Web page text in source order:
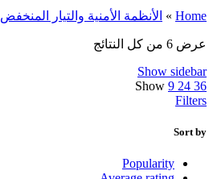
Home
» الأنظمة الأمنية والتيار المنخفض
عرض ⁦6⁩ من كل النتائج
Show sidebar
Show 9 24 36
Filters
Sort by
Popularity